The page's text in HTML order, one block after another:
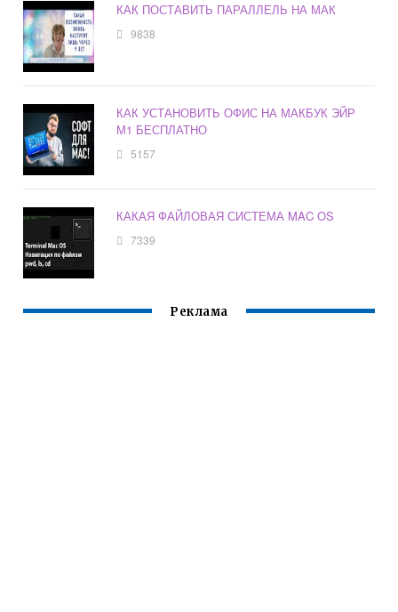
КАК ПОСТАВИТЬ ПАРАЛЛЕЛЬ НА МАК
9838
КАК УСТАНОВИТЬ ОФИС НА МАКБУК ЭЙР
М1 БЕСПЛАТНО
5157
КАКАЯ ФАЙЛОВАЯ СИСТЕМА MAC OS
7339
Реклама